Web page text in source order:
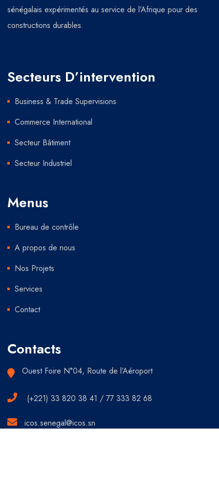
sénégalais expérimentés au service de l’Afrique pour des
constructions durables.
Secteurs D’intervention
Business & Trade Supervisions
Commerce International
Secteur Bâtiment
Secteur Industriel
Menus
Bureau de contrôle
A propos de nous
Nos Projets
Services
Contact
Contacts
Ouest Foire N°04, Route de l’Aéroport
(+221) 33 820 38 41 / 77 333 82 68
icos.senegal@icos.sn